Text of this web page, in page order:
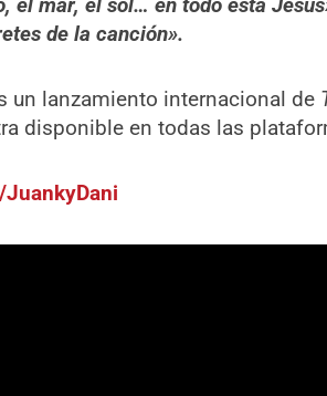
de la canción».
un lanzamiento internacional de
disponible en todas las